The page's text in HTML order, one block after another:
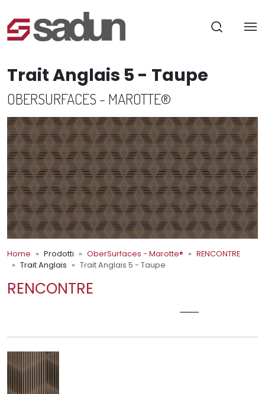
Trait Anglais 5 - Taupe
OBERSURFACES - MAROTTE®
Home Prodotti OberSurfaces - Marotte®
RENCONTRE
Trait Anglais
Trait Anglais 5 - Taupe
RENCONTRE